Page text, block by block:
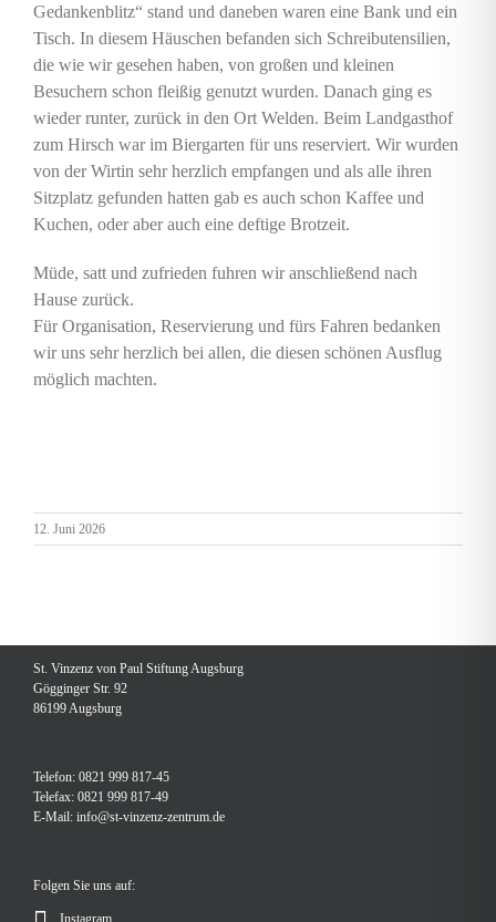
Gedankenblitz“ stand und daneben waren eine Bank und ein
Tisch. In diesem Häuschen befanden sich Schreibutensilien,
die wie wir gesehen haben, von großen und kleinen
Besuchern schon fleißig genutzt wurden. Danach ging es
wieder runter, zurück in den Ort Welden. Beim Landgasthof
zum Hirsch war im Biergarten für uns reserviert. Wir wurden
von der Wirtin sehr herzlich empfangen und als alle ihren
Sitzplatz gefunden hatten gab es auch schon Kaffee und
Kuchen, oder aber auch eine deftige Brotzeit.
Müde, satt und zufrieden fuhren wir anschließend nach
Hause zurück.
Für Organisation, Reservierung und fürs Fahren bedanken
wir uns sehr herzlich bei allen, die diesen schönen Ausflug
möglich machten.
12. Juni 2026
St. Vinzenz von Paul Stiftung Augsburg
Gögginger Str. 92
86199 Augsburg
Telefon: 0821 999 817-45
Telefax: 0821 999 817-49
E-Mail: info@st-vinzenz-zentrum.de
Folgen Sie uns auf:
Instagram